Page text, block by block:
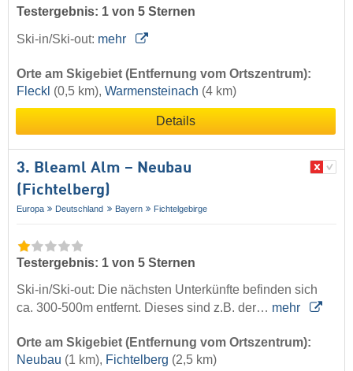
Testergebnis: 1 von 5 Sternen
Ski-in/Ski-out: mehr
Orte am Skigebiet (Entfernung vom Ortszentrum):
Fleckl (0,5 km), Warmensteinach (4 km)
Details
3. Bleaml Alm – Neubau
(Fichtelberg)
Europa Deutschland Bayern Fichtelgebirge
Testergebnis: 1 von 5 Sternen
Ski-in/Ski-out: Die nächsten Unterkünfte befinden sich
ca. 300-500m entfernt. Dieses sind z.B. der… mehr
Orte am Skigebiet (Entfernung vom Ortszentrum):
Neubau (1 km), Fichtelberg (2,5 km)